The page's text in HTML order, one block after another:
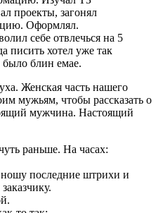
проекты, загонял
Оформлял.
себе отвлечься на 5
писить хотел уже так
было блин емае.
Женская часть нашего
мужьям, чтобы рассказать о
мужчина. Настоящий
раньше. На часах:
последние штрихи и